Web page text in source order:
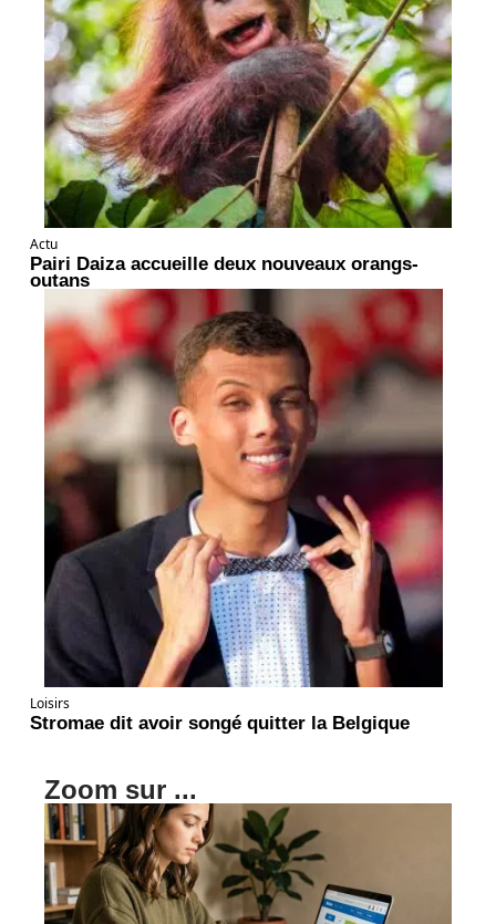
Actu
Pairi Daiza accueille deux nouveaux orangs-
outans
Loisirs
Stromae dit avoir songé quitter la Belgique
Zoom sur ...